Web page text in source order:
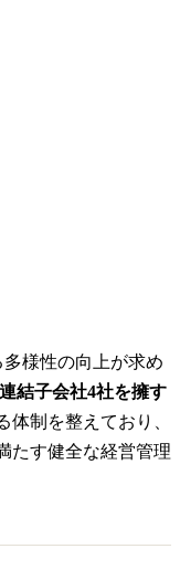
様性の向上が求め
結子会社4社を擁す
体制を整えており、
たす健全な経営管理